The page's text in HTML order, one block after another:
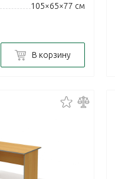
105×65×77 см
В корзину